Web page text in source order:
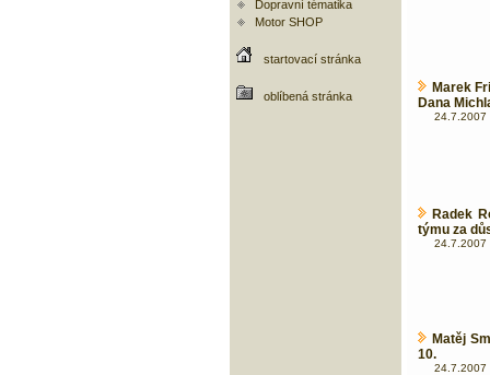
Dopravní tématika
Motor SHOP
startovací stránka
oblíbená stránka
Marek
Dana
24.7.2007
Radek
týmu za
24.7.2007
Matěj
10.
24.7.2007